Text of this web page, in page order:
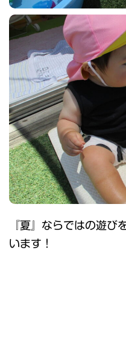
『夏』ならではの遊び
います！